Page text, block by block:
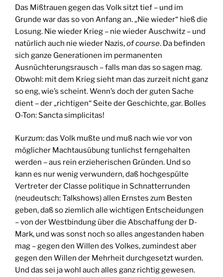
Das Mißtrauen gegen das Volk sitzt tief – und im
Grunde war das so von Anfang an. „Nie wieder“ hieß die
Losung. Nie wieder Krieg – nie wieder Auschwitz – und
natürlich auch nie wieder Nazis,of course. Da befinden
sich ganze Generationen im permanenten
Ausnüchterungsrausch – falls man das so sagen mag.
Obwohl: mit dem Krieg sieht man das zurzeit nicht ganz
so eng, wie’s scheint. Wenn’s doch der guten Sache
dient – der „richtigen“ Seite der Geschichte, gar. Bolles
O-Ton: Sancta simplicitas!
Kurzum: das Volk mußte und muß nach wie vor von
möglicher Machtausübung tunlichst ferngehalten
werden – aus rein erzieherischen Gründen. Und so
kann es nur wenig verwundern, daß hochgespülte
Vertreter der Classe politique in Schnatterrunden
(neudeutsch: Talkshows) allen Ernstes zum Besten
geben, daß so ziemlich alle wichtigen Entscheidungen
– von der Westbindung über die Abschaffung der D-
Mark, und was sonst noch so alles angestanden haben
mag – gegen den Willen des Volkes, zumindest aber
gegen den Willen der Mehrheit durchgesetzt wurden.
Und das sei ja wohl auch alles ganz richtig gewesen.